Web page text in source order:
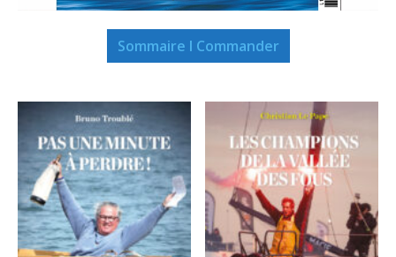
Sommaire I Commander